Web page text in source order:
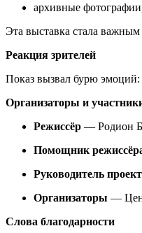
архивные
Эта выставка стала важным
Реакция зрителей
Показ вызвал бурю эмоций:
Организаторы и
Режиссёр — Родион
Помощник
Руководитель
Организаторы —
Слова благодарности